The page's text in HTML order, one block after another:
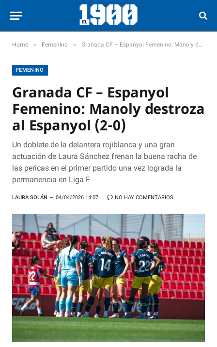
Home » Femenino » Granada CF – Espanyol Femenino: Manoly destroza al Espanyol (2-0)
FEMENINO
Granada CF – Espanyol
Femenino: Manoly destroza
al Espanyol (2-0)
Un doblete de la delantera rojiblanca y una gran
actuación de Laura Sánchez frenan la buena racha de
las pericas en el primer partido una vez lograda la
permanencia en Liga F
LAURA SOLÁN 04/04/2026 14:07 NO HAY COMENTARIOS